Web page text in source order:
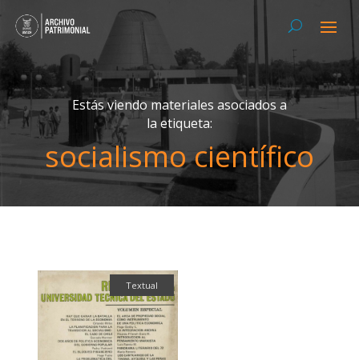
Estás viendo materiales asociados a
la etiqueta:
socialismo científico
Textual